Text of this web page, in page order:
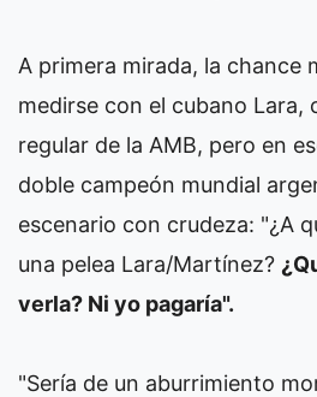
A primera mirada, la chance
medirse con el cubano Lara,
regular de la AMB, pero en
doble campeón mundial
escenario con crudeza: "¿A
una pelea Lara/Martínez?
verla? Ni yo pagaría".
"Sería de un aburrimiento